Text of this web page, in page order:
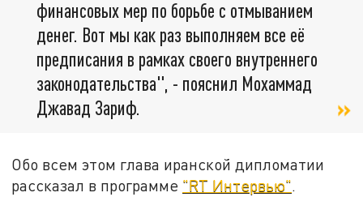
финансовых мер по борьбе с отмыванием
денег. Вот мы как раз выполняем все её
предписания в рамках своего внутреннего
законодательства", - пояснил Мохаммад
Джавад Зариф.
Обо всем этом глава иранской дипломатии
рассказал в программе "RT Интервью".